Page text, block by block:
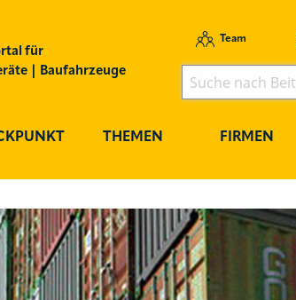
für
| Baufahrzeuge
Team
THEMEN FIRMEN